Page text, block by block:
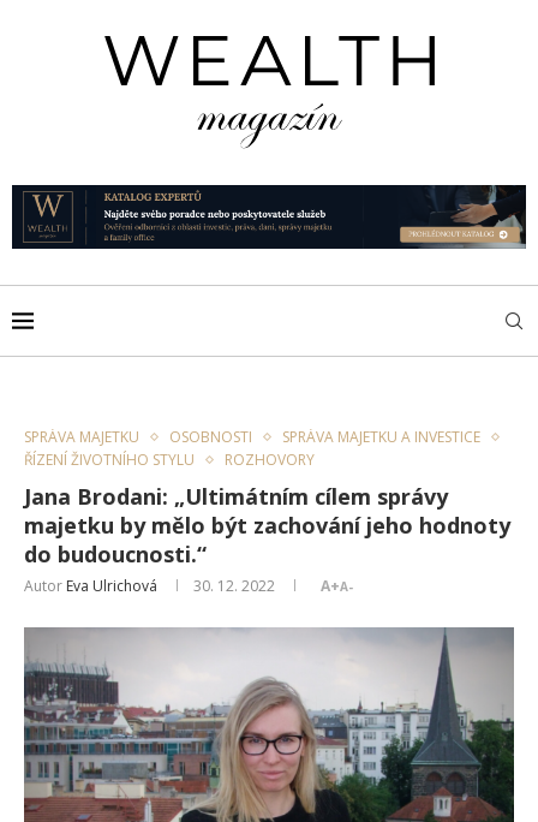
SPRÁVA MAJETKU OSOBNOSTI
SPRÁVA MAJETKU A INVESTICE
ŘÍZENÍ ŽIVOTNÍHO STYLU
ROZHOVORY
Jana Brodani: „Ultimátním cílem správy
majetku by mělo být zachování jeho hodnoty
do budoucnosti.“
Autor Eva Ulrichová 30. 12. 2022 A+A-